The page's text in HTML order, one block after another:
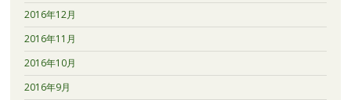
2016年12月
2016年11月
2016年10月
2016年9月